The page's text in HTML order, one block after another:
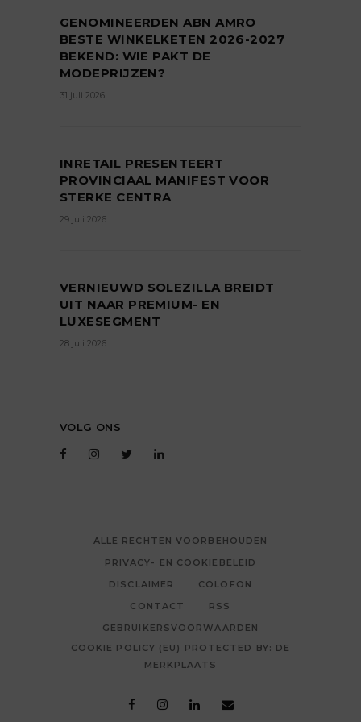
GENOMINEERDEN ABN AMRO
BESTE WINKELKETEN 2026-2027
BEKEND: WIE PAKT DE
MODEPRIJZEN?
31 juli 2026
INRETAIL PRESENTEERT
PROVINCIAAL MANIFEST VOOR
STERKE CENTRA
29 juli 2026
VERNIEUWD SOLEZILLA BREIDT
UIT NAAR PREMIUM- EN
LUXESEGMENT
28 juli 2026
VOLG ONS
ALLE RECHTEN VOORBEHOUDEN
PRIVACY- EN COOKIEBELEID
DISCLAIMER
COLOFON
CONTACT
RSS
GEBRUIKERSVOORWAARDEN
COOKIE POLICY (EU) PROTECTED BY: DE
MERKPLAATS